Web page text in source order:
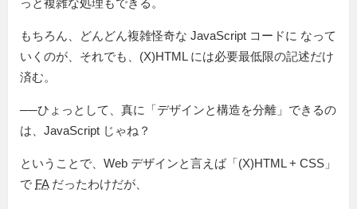
っと複雑な処理もできる。
もちろん、どんどん複雑怪奇な JavaScript コードに なって
いくのが、それでも、(X)HTML には必要最低限の記述だけ
済む。
──ひょっとして、真に「デザインと構造を分離」できるの
は、JavaScript じゃね？
ということで、Web デザインと言えば「(X)HTML + CSS」
で FAだったわけだが、